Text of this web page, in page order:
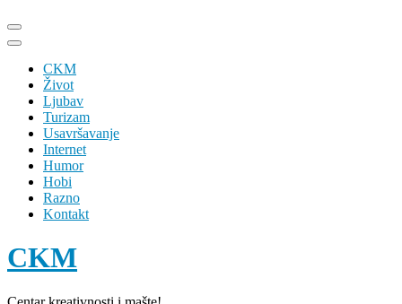
Skip
to
(Press
Enter)
CKM
Život
Ljubav
Turizam
Usavršavanje
Internet
Humor
Hobi
Razno
Kontakt
CKM